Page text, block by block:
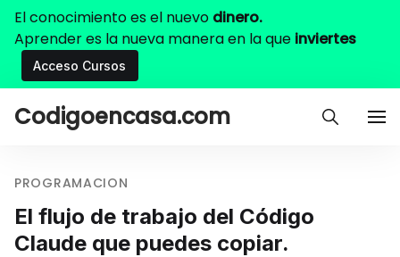
El conocimiento es el nuevo dinero.
Aprender es la nueva manera en la que inviertes
Acceso Cursos
Codigoencasa.com
PROGRAMACION
El flujo de trabajo del Código
Claude que puedes copiar.